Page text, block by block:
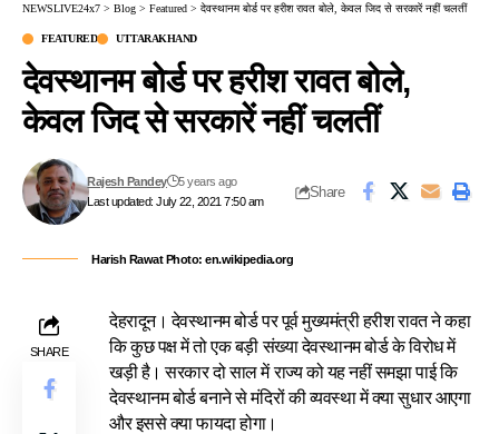
NEWSLIVE24x7 > Blog > Featured > देवस्थानम बोर्ड पर हरीश रावत बोले, केवल जिद से सरकारें नहीं चलतीं
FEATURED UTTARAKHAND
देवस्थानम बोर्ड पर हरीश रावत बोले,
केवल जिद से सरकारें नहीं चलतीं
Last updated: July 22, 2021 7:50 am
Rajesh Pandey 5 years ago
Share
Harish Rawat Photo: en.wikipedia.org
SHARE
देहरादून। देवस्थानम बोर्ड पर पूर्व मुख्यमंत्री हरीश रावत ने कहा
कि कुछ पक्ष में तो एक बड़ी संख्या देवस्थानम बोर्ड के विरोध में
खड़ी है। सरकार दो साल में राज्य को यह नहीं समझा पाई कि
देवस्थानम बोर्ड बनाने से मंदिरों की व्यवस्था में क्या सुधार आएगा
और इससे क्या फायदा होगा।